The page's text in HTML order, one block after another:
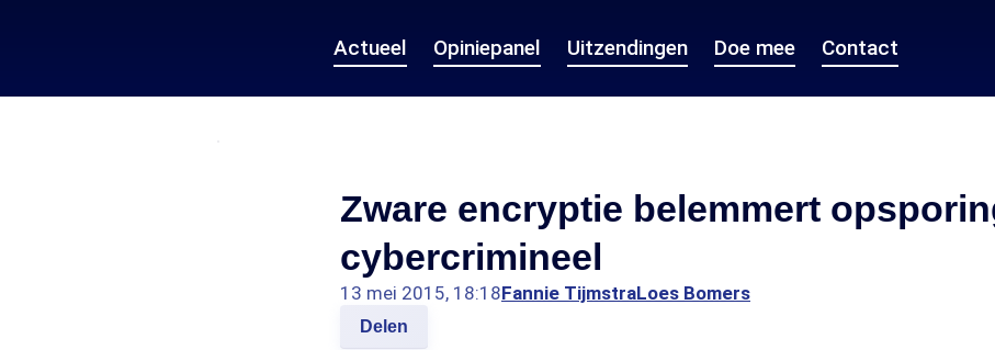
Actueel Opiniepanel Uitzendingen Doe mee Contact
Zware encryptie belemmert
cybercrimineel
13 mei 2015, 18:18Fannie TijmstraLoes Bomers
Delen